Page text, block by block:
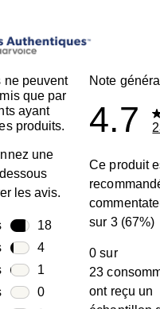
ne peuvent
que par
ayant
produits.
une
les avis.
étoiles18
18 avis avec 5 étoiles.
étoiles4
4 avis avec 4 étoiles.
étoiles1
1 avis avec 3 étoiles.
étoiles0
Note
4.7
Ce produit
sur 3 (67%)
0 sur
23
ont reçu un